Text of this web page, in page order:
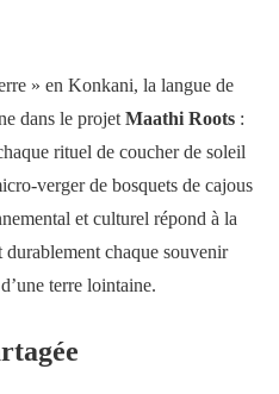
» en Konkani, la langue de
dans le projet Maathi Roots :
rituel de coucher de soleil
verger de bosquets de cajous
et culturel répond à la
chaque souvenir
terre lointaine.